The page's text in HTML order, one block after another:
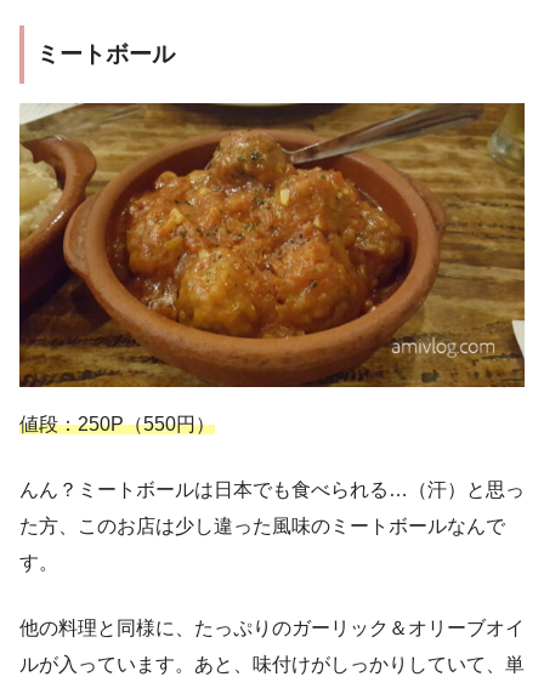
ミートボール
値段：250P（550円）
んん？ミートボールは日本でも食べられる…（汗）と思っ
た方、このお店は少し違った風味のミートボールなんで
す。
他の料理と同様に、たっぷりのガーリック＆オリーブオイ
ルが入っています。あと、味付けがしっかりしていて、単